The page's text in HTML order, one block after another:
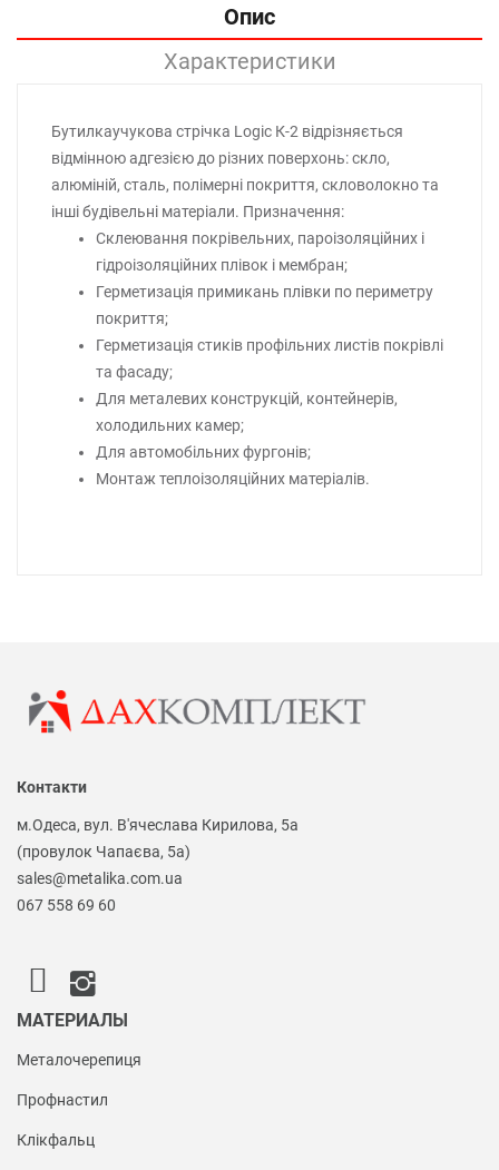
Опис
Характеристики
Бутилкаучукова стрічка Logic К-2 відрізняється
відмінною адгезією до різних поверхонь: скло,
алюміній, сталь, полімерні покриття, скловолокно та
інші будівельні матеріали. Призначення:
Склеювання покрівельних, пароізоляційних і
гідроізоляційних плівок і мембран;
Герметизація примикань плівки по периметру
покриття;
Герметизація стиків профільних листів покрівлі
та фасаду;
Для металевих конструкцій, контейнерів,
холодильних камер;
Для автомобільних фургонів;
Монтаж теплоізоляційних матеріалів.
Контакти
м.Одеса, вул. В'ячеслава Кирилова, 5а
(провулок Чапаєва, 5а)
sales@metalika.com.ua
067 558 69 60
МАТЕРИАЛЫ
Металочерепиця
Профнастил
Клікфальц